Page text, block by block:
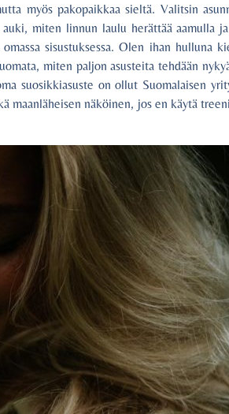
myös pakopaikkaa sieltä. Valitsin
miten linnun laulu herättää aamulla
sisustuksessa. Olen ihan hulluna
miten paljon asusteita tehdään
suosikkiasuste on ollut Suomalaisen
maanläheisen näköinen, jos en käytä